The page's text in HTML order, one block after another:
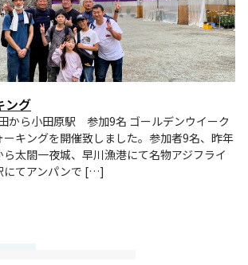
ング
ら小田原駅 参加9名 ゴールデンウイーク
ーキングを開催致しました。参加者9名、昨年
太閤一夜城、早川漁港にて名物アジフライ
にてアンパンで […]